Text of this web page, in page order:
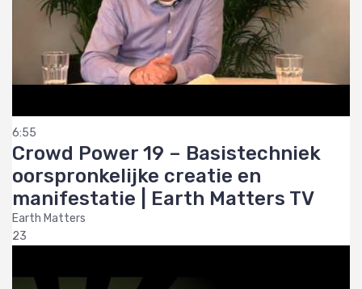
6:55
Crowd Power 19 – Basistechniek
oorspronkelijke creatie en
manifestatie | Earth Matters TV
Earth Matters
23